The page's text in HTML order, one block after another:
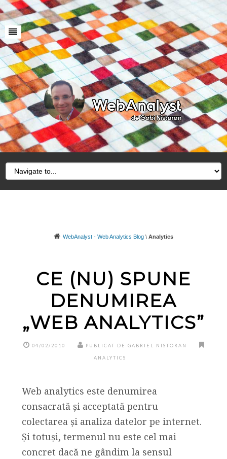
WebAnalyst - Web Analytics Blog \ Analytics
CE (NU) SPUNE
DENUMIREA
„WEB ANALYTICS”
04/02/2010 PUBLICAT DE GABRIEL NISTORAN
ANALYTICS
Web analytics este denumirea
consacrată și acceptată pentru
colectarea și analiza datelor pe internet.
Și totuși, termenul nu este cel mai
concret dacă ne gândim la sensul